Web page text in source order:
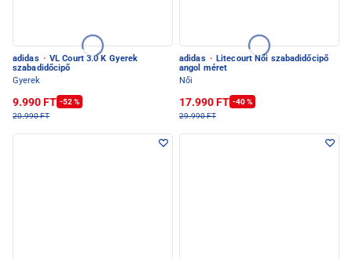
adidas · VL Court 3.0 K Gyerek
szabadidőcipő
Gyerek
9.990 FT -52 %
20.990 FT
adidas · Litecourt Női szabadidőcipő
angol méret
Női
17.990 FT -40 %
29.990 FT